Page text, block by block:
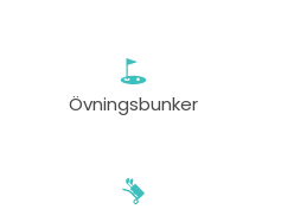
Övningsbunker